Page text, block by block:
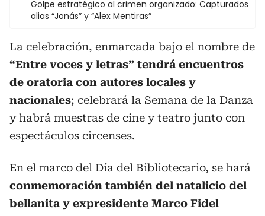
Golpe estratégico al crimen organizado: Capturados
alias “Jonás” y “Alex Mentiras”
La celebración, enmarcada bajo el nombre de
“Entre voces y letras” tendrá encuentros
de oratoria con autores locales y
nacionales; celebrará la Semana de la Danza
y habrá muestras de cine y teatro junto con
espectáculos circenses.
En el marco del Día del Bibliotecario, se hará
conmemoración también del natalicio del
bellanita y expresidente Marco Fidel